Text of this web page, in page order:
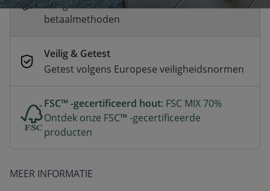
Veilig afrekenen met verschillende
betaalmethoden
Veilig & Getest
Getest volgens Europese veiligheidsnormen
FSC™ -gecertificeerd hout: FSC MIX 70%
Ontdek onze FSC™ -gecertificeerde
producten
MEER INFORMATIE